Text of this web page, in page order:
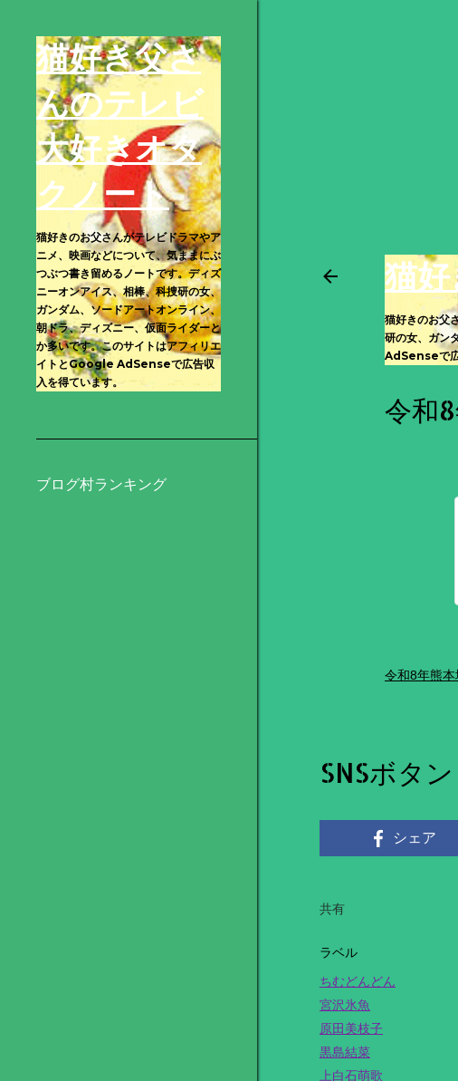
猫
猫好きのお父
研の女、ガン
AdSenseで広
令和
令和8年熊
SNSボタン
シェア
共有
ラベル
ちむどんどん
宮沢氷魚
原田美枝子
黒島結菜
上白石萌歌
猫好き父さ
んのテレビ
大好きオタ
クノート
猫好きのお父さんがテレビドラマやア
ニメ、映画などについて、気ままにぶ
つぶつ書き留めるノートです。ディズ
ニーオンアイス、相棒、科捜研の女、
ガンダム、ソードアートオンライン、
朝ドラ、ディズニー、仮面ライダーと
か多いです。このサイトはアフィリエ
イトとGoogle AdSenseで広告収
入を得ています。
ブログ村ランキング